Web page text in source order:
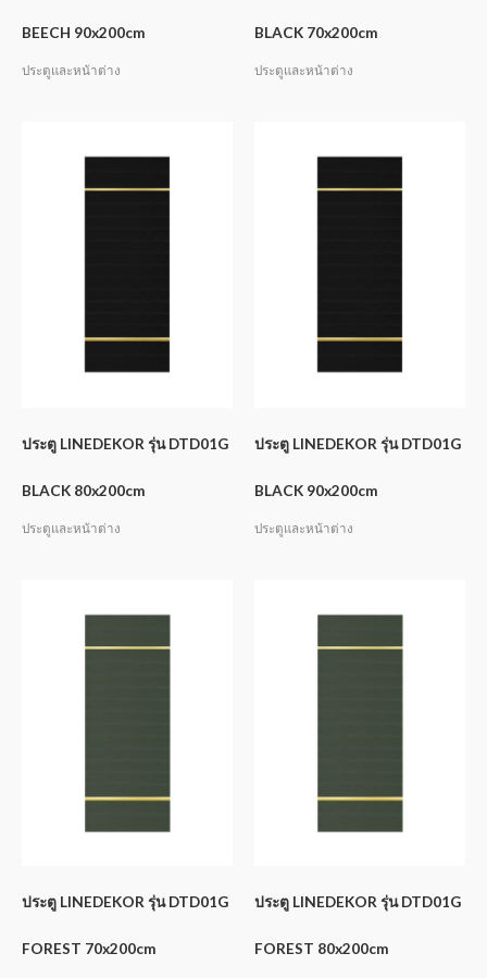
BEECH 90x200cm
ประตูและหน้าต่าง
BLACK 70x200cm
ประตูและหน้าต่าง
ประตู LINEDEKOR รุ่น DTD01G
BLACK 80x200cm
ประตูและหน้าต่าง
ประตู LINEDEKOR รุ่น DTD01G
BLACK 90x200cm
ประตูและหน้าต่าง
ประตู LINEDEKOR รุ่น DTD01G
FOREST 70x200cm
ประตู LINEDEKOR รุ่น DTD01G
FOREST 80x200cm